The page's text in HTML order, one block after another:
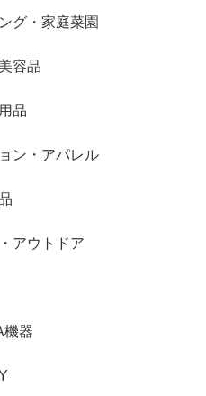
グ・家庭菜園
容品
品
ン・アパレル
アウトドア
機器